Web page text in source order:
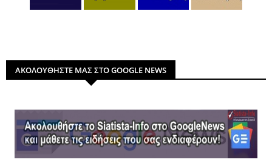
ΑΚΟΛΟΥΘΗΣΤΕ ΜΑΣ ΣΤΟ GOOGLE NEWS